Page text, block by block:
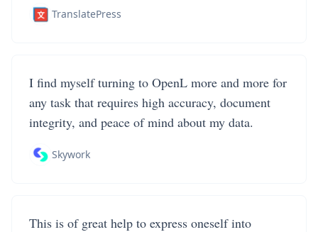
TranslatePress
I find myself turning to OpenL more and more for
any task that requires high accuracy, document
integrity, and peace of mind about my data.
Skywork
This is of great help to express oneself into